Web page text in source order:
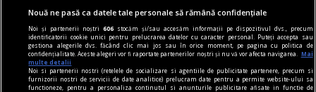
Nouă ne pasă ca datele tale personale să rămână confidențiale
Noi și partenerii noștri606 stocăm și/sau accesăm informații pe dispozitivul dvs., precum
identificatorii cookie unici pentru prelucrarea datelor cu caracter personal. Puteți accepta sau
gestiona alegerile dvs. făcând clic mai jos sau în orice moment, pe pagina cu politica de
confidențialitate. Aceste alegeri vor fi raportate partenerilor noștri și nu vă vor afecta navigarea.
Mai
multe detalii
Noi si partenerii nostri (retelele de socializare si agentiile de publicitate partenere, precum si
furnizorii nostri de servicii de date analitice) prelucram date pentru a permite website-ului sa
functioneze, pentru a personaliza continutul si anunturile publicitare afisate in functie de